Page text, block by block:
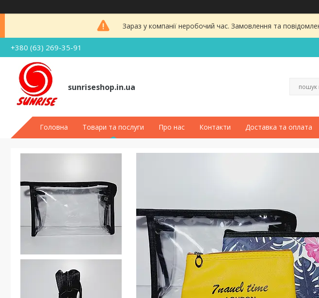
Зараз у компанії неробочий час. Замовлення та
+380 (63) 269-35-91
sunriseshop.in.ua
Головна Товари та послуги Про нас Контакти Доставка та оплата